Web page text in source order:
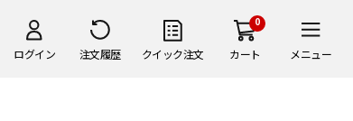
ログイン 注文履歴 クイック注文
0
カート メニュー